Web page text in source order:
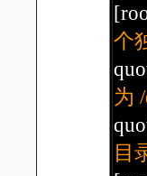
个
为 /
目